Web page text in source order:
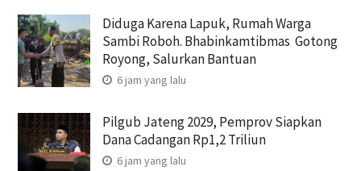
Diduga Karena Lapuk, Rumah Warga
Sambi Roboh. Bhabinkamtibmas Gotong
Royong, Salurkan Bantuan
6 jam yang lalu
Pilgub Jateng 2029, Pemprov Siapkan
Dana Cadangan Rp1,2 Triliun
6 jam yang lalu